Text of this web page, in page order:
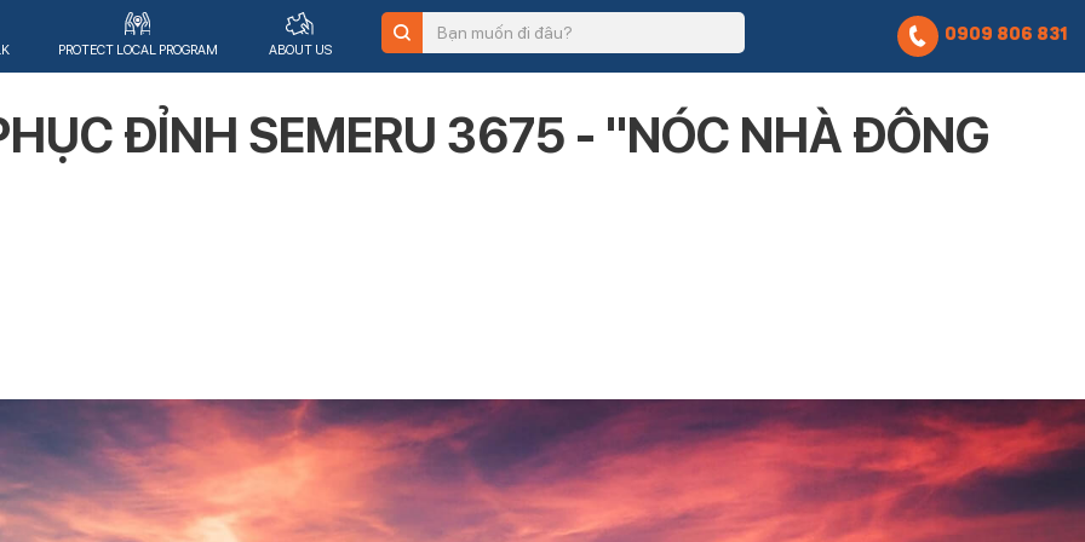
PROTECT LOCAL PROGRAM ABOUT US
0909 806 831
ĐỈNH SEMERU 3675 - "NÓC NHÀ ĐÔNG